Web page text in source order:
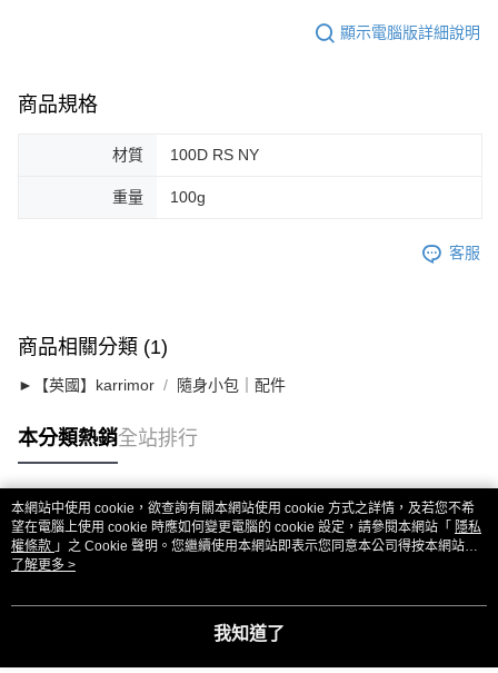
顯示電腦版詳細說明
商品規格
材質 100D RS NY
重量 100g
客服
商品相關分類 (1)
►【英國】karrimor 隨身小包｜配件
本分類熱銷全站排行
熱門標籤
本網站中使用 cookie，欲查詢有關本網站使用 cookie 方式之詳情，及若您不希
望在電腦上使用 cookie 時應如何變更電腦的 cookie 設定，請參閱本網站「 隱私
權條款 」之 Cookie 聲明。您繼續使用本網站即表示您同意本公司得按本網站使
用條款之 Cookie 聲明使用 cookie。
了解更多 >
我知道了